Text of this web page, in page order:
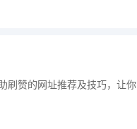
刷赞的网址推荐及技巧，让你